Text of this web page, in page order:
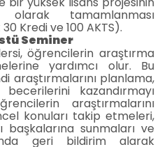
olarak tamamlanması
Kredi ve 100 AKTS).
Seminer
öğrencilerin araştırma
yardımcı olur. Bu
araştırmalarını planlama,
kazandırmayı
araştırmalarını
konuları takip etmeleri,
başkalarına sunmaları ve
geri bildirim alarak